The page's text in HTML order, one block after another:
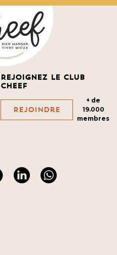
Rejoignez le club
cheef
Rejoindre
+ de
19.000
membres